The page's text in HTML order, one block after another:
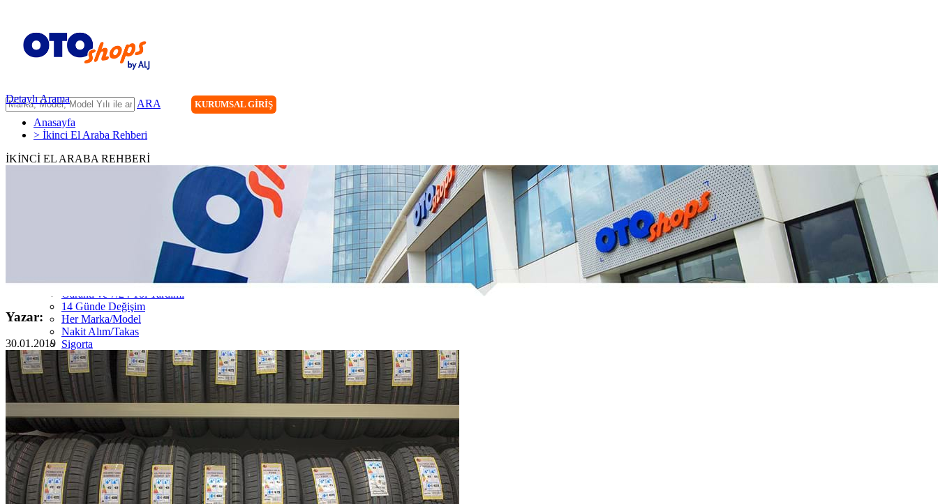
ARA KURUMSAL GİRİŞ
Kredi
Garanti ve 7/24 Yol Yardımı
14 Günde Değişim
Her Marka/Model
Nakit Alım/Takas
Sigorta
Görünüm Yenileme
Devir Tescil
Otoshops Mobil
HAKKIMIZDA
Biz Kimiz
Sıkça Sorulan Sorular
İletişim
Basın Odası
YETKİLİ SATICILAR
İLETİŞİM
Detaylı Arama
Anasayfa
> İkinci El Araba Rehberi
İKİNCİ EL ARABA REHBERİ
Yazar:
30.01.2019